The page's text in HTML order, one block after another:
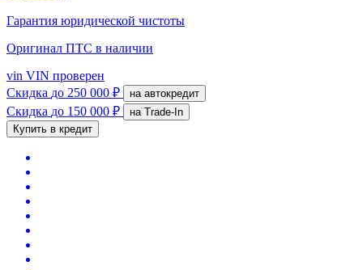
Гарантия юридической чистоты
Оригинал ПТС в наличии
vin VIN проверен
Скидка до 250 000 ₽ на автокредит
Скидка до 150 000 ₽
на Trade-In
Купить в кредит